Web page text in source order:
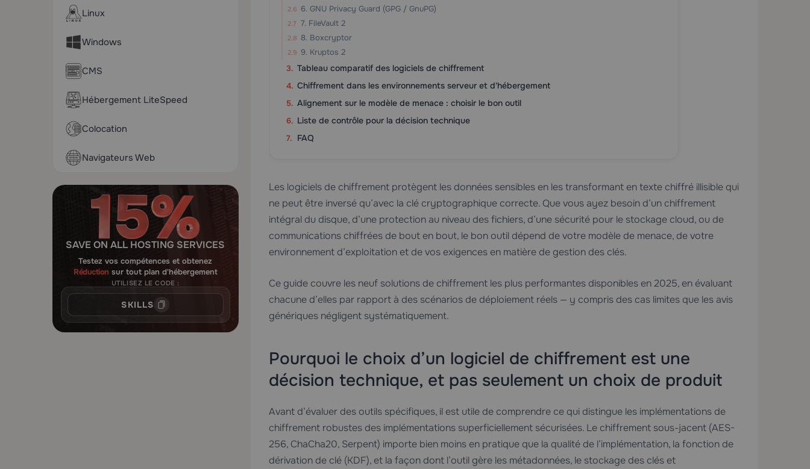
Linux
Windows
CMS
Hébergement LiteSpeed
Colocation
Navigateurs Web
SAVE ON ALL HOSTING SERVICES
Testez vos compétences et obtenez
Réduction sur tout plan d'hébergement
UTILISEZ LE CODE :
SKILLS
6. GNU Privacy Guard (GPG / GnuPG)
7. FileVault 2
8. Boxcryptor
9. Kruptos 2
Tableau comparatif des logiciels de chiffrement
Chiffrement dans les environnements serveur et d'hébergement
Alignement sur le modèle de menace : choisir le bon outil
Liste de contrôle pour la décision technique
FAQ
Les logiciels de chiffrement protègent les données sensibles en les transformant en texte chiffré illisible qui
ne peut être inversé qu’avec la clé cryptographique correcte. Que vous ayez besoin d’un chiffrement
intégral du disque, d’une protection au niveau des fichiers, d’une sécurité pour le stockage cloud, ou de
communications chiffrées de bout en bout, le bon outil dépend de votre modèle de menace, de votre
environnement d’exploitation et de vos exigences en matière de gestion des clés.
Ce guide couvre les neuf solutions de chiffrement les plus performantes disponibles en 2025, en évaluant
chacune d’elles par rapport à des scénarios de déploiement réels — y compris des cas limites que les avis
génériques négligent systématiquement.
Pourquoi le choix d’un logiciel de chiffrement est une
décision technique, et pas seulement un choix de produit
Avant d’évaluer des outils spécifiques, il est utile de comprendre ce qui distingue les implémentations de
chiffrement robustes des implémentations superficiellement sécurisées. Le chiffrement sous-jacent (AES-
256, ChaCha20, Serpent) importe bien moins en pratique que la qualité de l’implémentation, la fonction de
dérivation de clé (KDF), et la façon dont l’outil gère les métadonnées, le stockage des clés et